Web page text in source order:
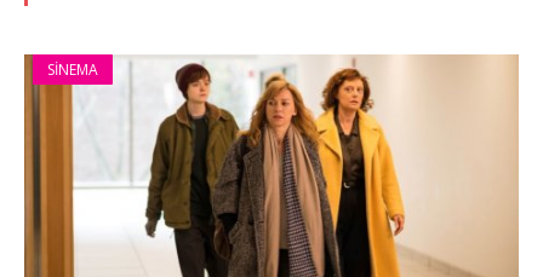
SINEMA